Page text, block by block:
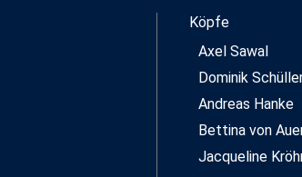
Köpfe
Axel Sawal
Dominik
Andreas Hanke
Bettina von
Jacqueline